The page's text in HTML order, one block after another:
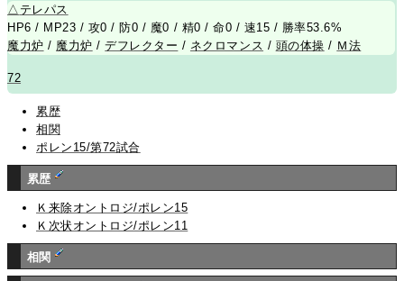
△ テレパス
HP6 / MP23 / 攻0 / 防0 / 魔0 / 精0 / 命0 / 速15 / 勝率53.6%
魔力炉 / 魔力炉 /デフレクター / ネクロマンス / 頭の体操 / Ｍ法
72
累歴
相関
ポレン15/第72試合
累歴
Ｋ来除オントロジ/ポレン15
Ｋ次状オントロジ/ポレン11
相関